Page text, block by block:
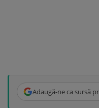
Adaugă-ne ca sursă